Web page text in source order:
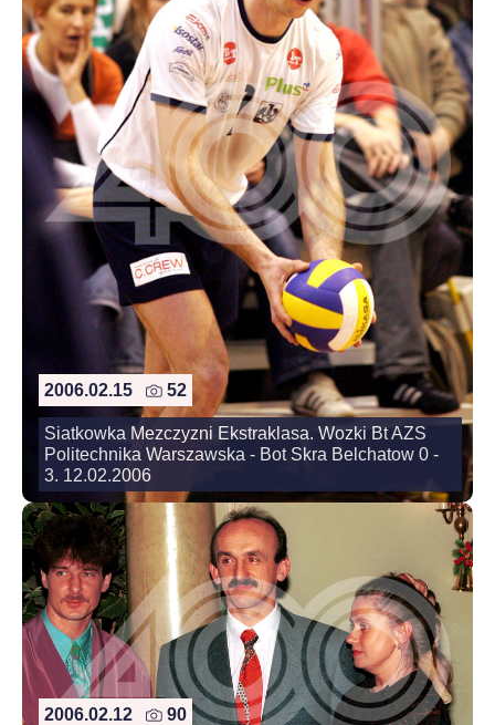
2006.02.15 52
Siatkowka Mezczyzni Ekstraklasa. Wozki Bt AZS
Politechnika Warszawska - Bot Skra Belchatow 0 -
3. 12.02.2006
2006.02.12 90